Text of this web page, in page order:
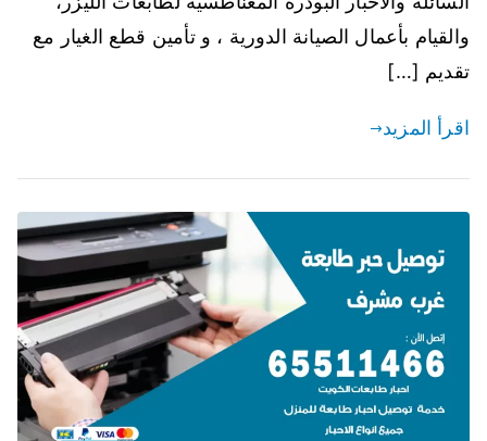
والقيام بأعمال الصيانة الدورية ، و تأمين قطع الغيار مع
تقديم […]
اقرأ المزيد